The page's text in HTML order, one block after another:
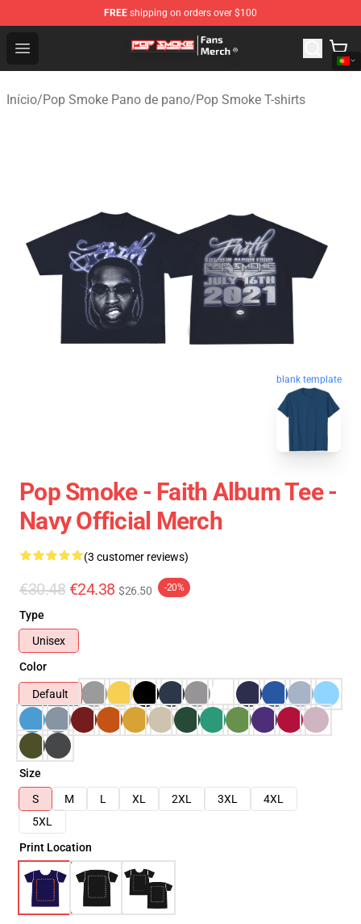
FREE shipping on orders over $100
Open menu
Pop Smoke Store - Official Pop Smoke Merchandise
Início/Pop Smoke Pano de pano/Pop Smoke T-shirts
blank template
Pop Smoke - Faith Album Tee -
Navy Official Merch
(3 customer reviews)
€30.48 €24.38 $26.50 -20%
Type
Unisex
Color
Default
Size
S
M L XL 2XL 3XL
4XL
5XL
Print Location